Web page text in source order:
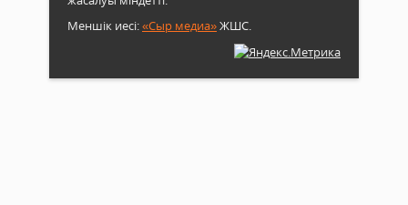
Меншік иесі:«Сыр медиа»ЖШС.